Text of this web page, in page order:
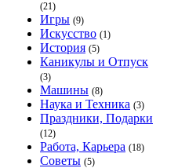
(21)
Игры (9)
Искусство (1)
История (5)
Каникулы и Отпуск
(3)
Машины (8)
Наука и Техника (3)
Праздники, Подарки
(12)
Работа, Карьера (18)
Советы (5)